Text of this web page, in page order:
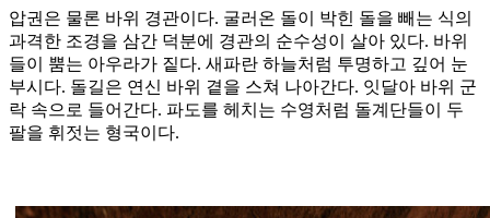
압권은 물론 바위 경관이다. 굴러온 돌이 박힌 돌을 빼는 식의
과격한 조경을 삼간 덕분에 경관의 순수성이 살아 있다. 바위
들이 뿜는 아우라가 짙다. 새파란 하늘처럼 투명하고 깊어 눈
부시다. 돌길은 연신 바위 곁을 스쳐 나아간다. 잇달아 바위 군
락 속으로 들어간다. 파도를 헤치는 수영처럼 돌계단들이 두
팔을 휘젓는 형국이다.